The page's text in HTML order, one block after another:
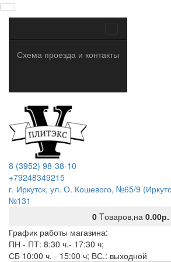
Схема проезда и контакты
8 (3952) 98-38-10
+79248349215
г. Иркутск, ул. О. Кошевого, №65/9
№131
0 Tоваров,на 0.00р.
График работы магазина:
ПН - ПТ: 8:30 ч.- 17:30 ч;
СБ 10:00 ч. - 15:00 ч; ВС.: выходной